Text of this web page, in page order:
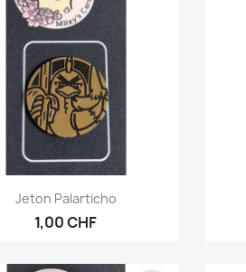
Aperçu rapide
Jeton Palarticho
1,00 CHF